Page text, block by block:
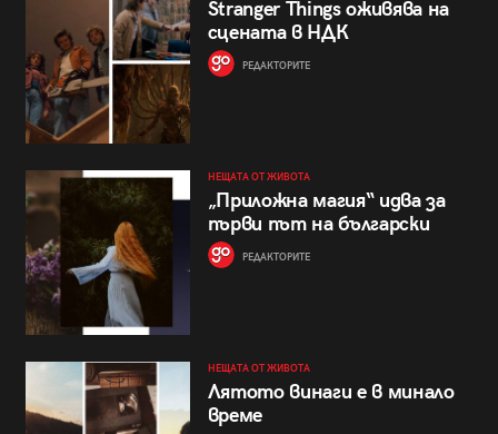
Stranger Things оживява на
сцената в НДК
РЕДАКТОРИТЕ
НЕЩАТА ОТ ЖИВОТА
„Приложна магия“ идва за
първи път на български
РЕДАКТОРИТЕ
НЕЩАТА ОТ ЖИВОТА
Лятото винаги е в минало
време